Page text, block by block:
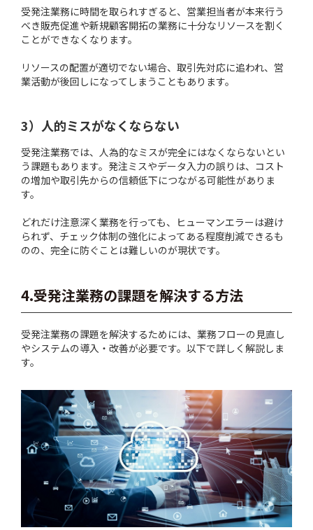
受発注業務に時間を取られすぎると、営業担当者が本来行う
べき販売促進や新規顧客開拓の業務に十分なリソースを割く
ことができなくなります。
リソースの配置が適切でない場合、取引先対応に追われ、営
業活動が後回しになってしまうこともあります。
3）人的ミスがなくならない
受発注業務では、人為的なミスが完全にはなくならないとい
う課題もあります。発注ミスやデータ入力の誤りは、コスト
の増加や取引先からの信頼低下につながる可能性がありま
す。
どれだけ注意深く業務を行っても、ヒューマンエラーは避け
られず、チェック体制の強化によってある程度削減できるも
のの、完全に防ぐことは難しいのが現状です。
4.受発注業務の課題を解決する方法
受発注業務の課題を解決するためには、業務フローの見直し
やシステムの導入・改善が必要です。以下で詳しく解説しま
す。